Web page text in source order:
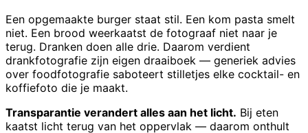
Een opgemaakte burger staat stil. Een kom pasta smelt
niet. Een brood weerkaatst de fotograaf niet naar je
terug. Dranken doen alle drie. Daarom verdient
drankfotografie zijn eigen draaiboek — generiek advies
over foodfotografie saboteert stilletjes elke cocktail- en
koffiefoto die je maakt.
Transparantie verandert alles aan het licht. Bij eten
kaatst licht terug van het oppervlak — daarom onthult